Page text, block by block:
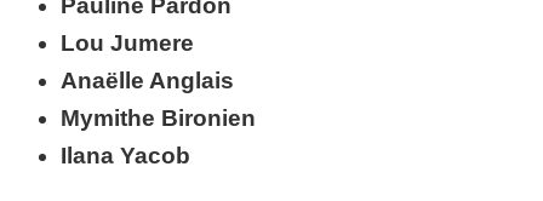
Lou Jumere
Anaëlle Anglais
Mymithe Bironien
Ilana Yacob